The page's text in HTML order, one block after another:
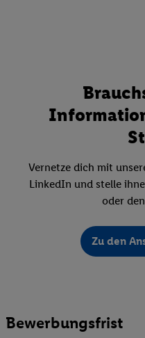
Vernetze dich mit
LinkedIn und stelle
oder
Zu den
Bewerbungsfrist